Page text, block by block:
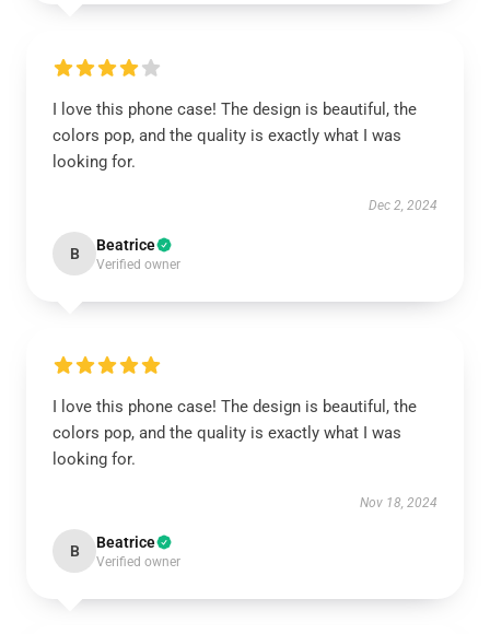
I love this phone case! The design is beautiful, the
colors pop, and the quality is exactly what I was
looking for.
Dec 2, 2024
B Beatrice
Verified owner
I love this phone case! The design is beautiful, the
colors pop, and the quality is exactly what I was
looking for.
Nov 18, 2024
B Beatrice
Verified owner